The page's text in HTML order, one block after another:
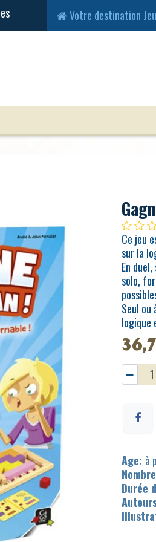
Votre destination
Ce jeu
sur la
En
solo,
Seul
logique
Age: à
Durée